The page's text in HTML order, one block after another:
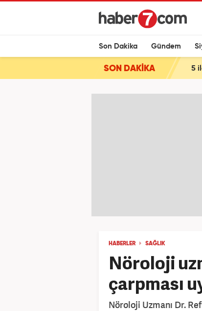
Son Dakika Gündem
SON DAKİKA 5
HABERLER SAĞLIK
Nöroloji
çarpması
Nöroloji Uzmanı Dr.